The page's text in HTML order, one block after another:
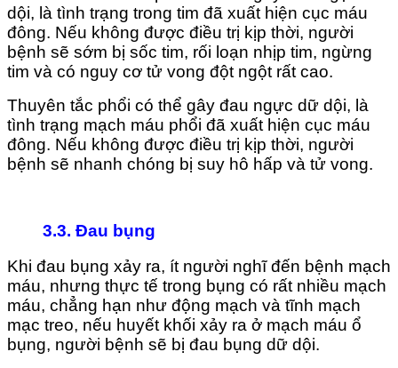
dội, là tình trạng trong tim đã xuất hiện cục máu
đông. Nếu không được điều trị kịp thời, người
bệnh sẽ sớm bị sốc tim, rối loạn nhịp tim, ngừng
tim và có nguy cơ tử vong đột ngột rất cao.
Thuyên tắc phổi có thể gây đau ngực dữ dội, là
tình trạng mạch máu phổi đã xuất hiện cục máu
đông. Nếu không được điều trị kịp thời, người
bệnh sẽ nhanh chóng bị suy hô hấp và tử vong.
3.3. Đau bụng
Khi đau bụng xảy ra, ít người nghĩ đến bệnh mạch
máu, nhưng thực tế trong bụng có rất nhiều mạch
máu, chẳng hạn như động mạch và tĩnh mạch
mạc treo, nếu huyết khối xảy ra ở mạch máu ổ
bụng, người bệnh sẽ bị đau bụng dữ dội.